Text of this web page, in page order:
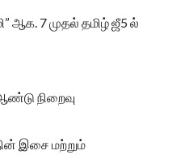
ஆக. 7 முதல் தமிழ் ஜீ5 ல்
நிறைவு
இசை மற்றும்